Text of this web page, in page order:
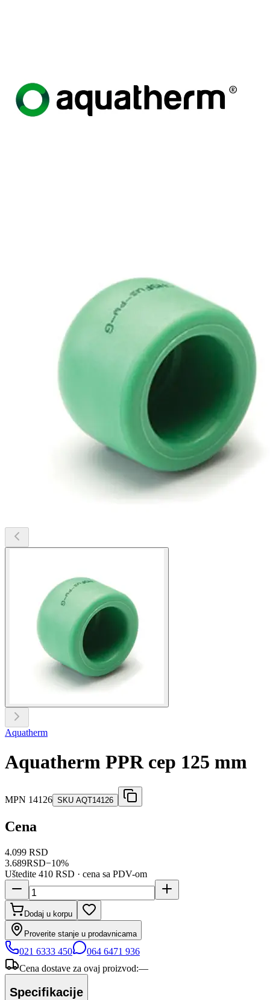
Aquatherm
Aquatherm PPR cep 125 mm
MPN 14126 SKU AQT14126
Cena
4.099 RSD
3.689RSD−10%
Uštedite 410 RSD · cena sa PDV-om
Dodaj u korpu
Proverite stanje u prodavnicama
021 6333 450
064 6471 936
Cena dostave za ovaj proizvod:—
Specifikacije